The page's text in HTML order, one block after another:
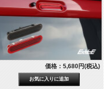
価格：5,680円(税込)